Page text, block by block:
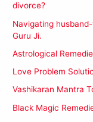
divorce?
Navigating
Guru Ji.
Astrological
Love Problem
Vashikaran Mantra
Black Magic